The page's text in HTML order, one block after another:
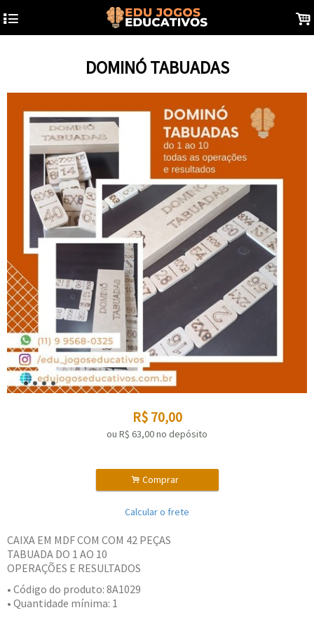
4 .
DOMINÓ TABUADAS
R$ 70,00
ou R$ 63,00no depósito
. Comprar
Calcular o frete
CAIXA EM MDF COM COM 42 PEÇAS
TABUADA DO 1 AO 10
OPERAÇÕES E RESULTADOS
• Código do produto: 8A1029
• Quantidade mínima: 1